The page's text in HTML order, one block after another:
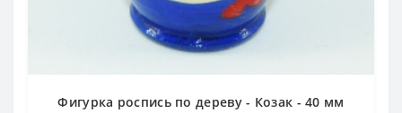
Фигурка роспись по дереву - Козак - 40 мм